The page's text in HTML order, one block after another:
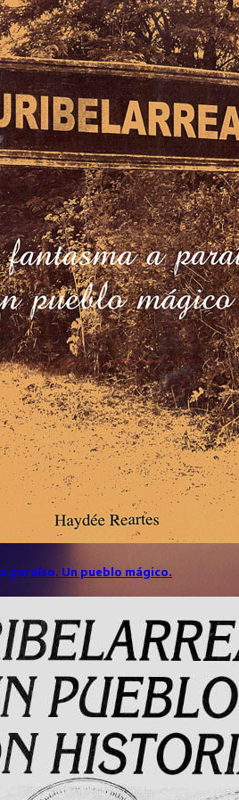
paraíso. Un pueblo mágico.